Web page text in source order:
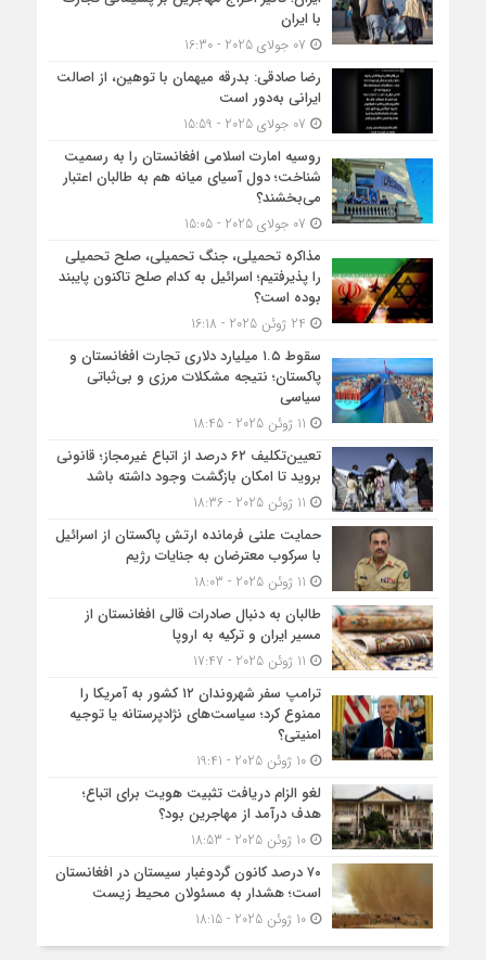
با ایران
رضا صادقی: بدرقه میهمان با توهین، از اصالت
ایرانی به‌دور است
روسیه امارت اسلامی افغانستان را به رسمیت
شناخت؛ دول آسیای میانه هم به طالبان اعتبار
می‎‌بخشند؟
مذاکره تحمیلی، جنگ تحمیلی، صلح تحمیلی
را پذیرفتیم؛ اسرائیل به کدام صلح تاکنون پایبند
بوده است؟
سقوط ۱.۵ میلیارد دلاری تجارت افغانستان و
پاکستان؛ نتیجه مشکلات مرزی و بی‌ثباتی
سیاسی
تعیین‌تکلیف ۶۲ درصد از اتباع غیرمجاز؛ قانونی
بروید تا امکان بازگشت وجود داشته باشد
حمایت علنی فرمانده ارتش پاکستان از اسرائیل
با سرکوب معترضان به جنایات رژیم
طالبان به دنبال صادرات قالی افغانستان از
مسیر ایران و ترکیه به اروپا
ترامپ سفر شهروندان ۱۲ کشور به آمریکا را
ممنوع کرد؛ سیاست‌های نژادپرستانه یا توجیه
امنیتی؟
10 ژوئن 2025 - 19:41
لغو الزام دریافت تثبیت هویت برای اتباع؛
هدف درآمد از مهاجرین بود؟
10 ژوئن 2025 - 18:53
۷۰ درصد کانون گردوغبار سیستان در افغانستان
است؛ هشدار به مسئولان محیط زیست
10 ژوئن 2025 - 18:15